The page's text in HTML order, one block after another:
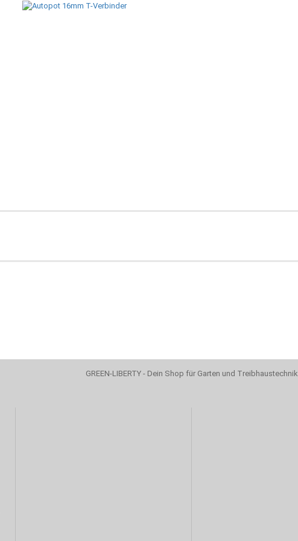
GREEN-LIBERTY - Dein Shop für Garten und Treibhaustechnik